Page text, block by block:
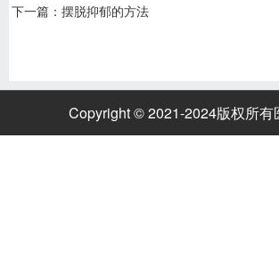
下一篇： 摆脱抑郁的方法
Copyright © 2021-2024版权所有